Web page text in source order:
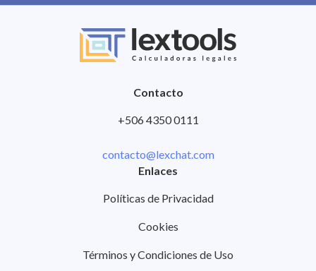
Contacto
+506 4350 0111
contacto@lexchat.com
Enlaces
Políticas de Privacidad
Cookies
Términos y Condiciones de Uso